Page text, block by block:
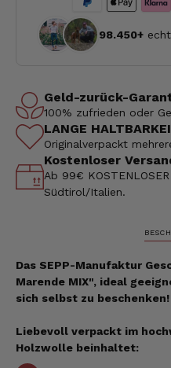
98.450+
Geld-zurück-
100% zufrieden oder
LANGE
Originalverpackt
Kostenloser
Ab 99€
Südtirol/Italien.
Das SEPP-Manufaktur
Marende MIX", ideal
sich selbst zu beschenken!
Liebevoll verpackt im
Holzwolle beinhaltet: